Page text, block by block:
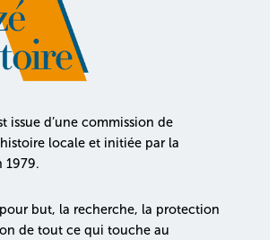
issue d’une commission de
locale et initiée par la
1979.
pour but, la recherche, la protection
de tout ce qui touche au